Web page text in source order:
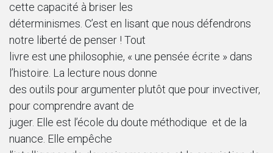
cette capacité à briser les
déterminismes. C’est en lisant que nous défendrons
notre liberté de penser ! Tout
livre est une philosophie, « une pensée écrite » dans
l’histoire. La lecture nous donne
des outils pour argumenter plutôt que pour invectiver,
pour comprendre avant de
juger. Elle est l’école du doute méthodique et de la
nuance. Elle empêche